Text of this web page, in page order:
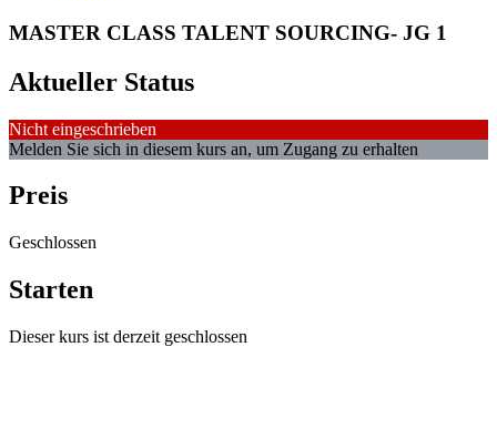
MASTER CLASS TALENT SOURCING- JG 1
Aktueller Status
Nicht eingeschrieben
Melden Sie sich in diesem kurs an, um Zugang zu erhalten
Preis
Geschlossen
Starten
Dieser kurs ist derzeit geschlossen